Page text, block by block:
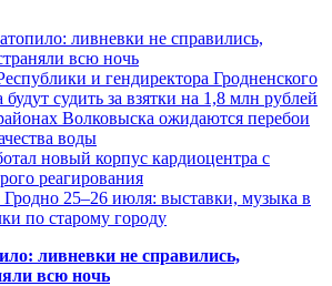
ливневки не справились,
всю ночь
и гендиректора Гродненского
судить за взятки на 1,8 млн рублей
Волковыска ожидаются перебои
воды
новый корпус кардиоцентра с
реагирования
Гродно 25–26 июля: выставки, музыка в
по старому городу
ливневки не справились,
всю ночь